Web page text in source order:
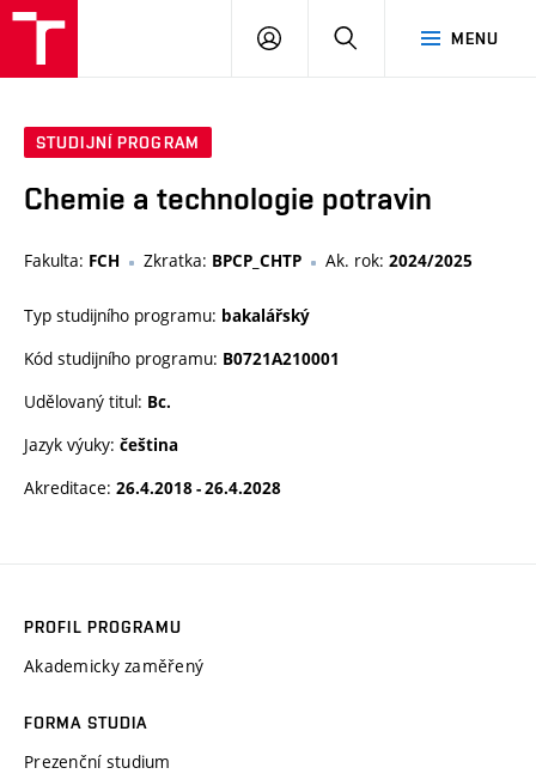
MENU
PŘIHLÁSIT
STUDIJNÍ PROGRAM
Chemie a technologie potravin
Fakulta: FCH Zkratka: BPCP_CHTP Ak. rok: 2024/2025
Typ studijního programu: bakalářský
Kód studijního programu: B0721A210001
Udělovaný titul: Bc.
Jazyk výuky: čeština
Akreditace: 26.4.2018 - 26.4.2028
PROFIL PROGRAMU
Akademicky zaměřený
FORMA STUDIA
Prezenční studium